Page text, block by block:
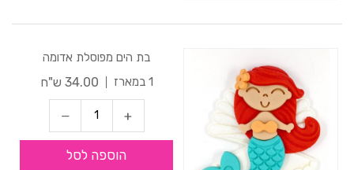
בת הים מפוסלת אדומה
1 במארז
34.00 ש"ח
הוספה לסל